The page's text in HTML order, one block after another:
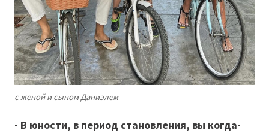
с женой и сыном Даниэлем
- В юности, в период становления, вы когда-